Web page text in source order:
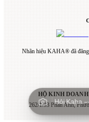
Nhãn hiệu KAHA® đã đăng
HỘ KINH
262/1/93 Phan Anh,
Hỏi Kaha